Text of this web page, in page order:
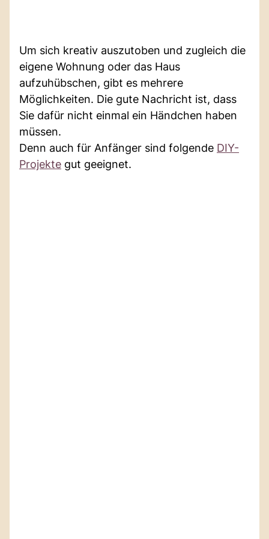
Um sich kreativ auszutoben und zugleich die
eigene Wohnung oder das Haus
aufzuhübschen, gibt es mehrere
Möglichkeiten. Die gute Nachricht ist, dass
Sie dafür nicht einmal ein Händchen haben
müssen.
Denn auch für Anfänger sind folgende DIY-
Projekte gut geeignet.